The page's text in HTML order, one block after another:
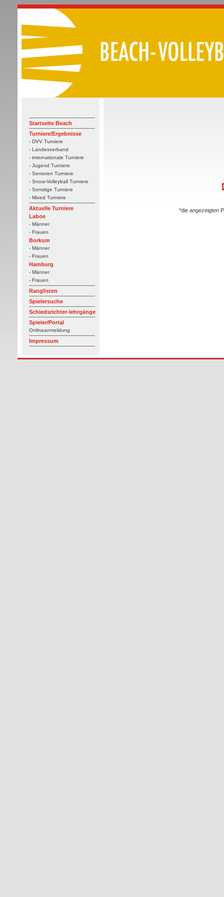
Startseite Beach
Turniere/Ergebnisse
- DVV Turniere
- Landesverband
- internationale Turniere
- Jugend Turniere
- Senioren Turniere
- Snow-Volleyball Turniere
- Sonstige Turniere
- Mixed Turniere
Aktuelle Turniere
Laboe
- Männer
- Frauen
Borkum
- Männer
- Frauen
Hamburg
- Männer
- Frauen
Ranglisten
Spielersuche
Schiedsrichter-lehrgänge
Spieler/Portal
Onlineanmeldung
Impressum
*die angezeigten